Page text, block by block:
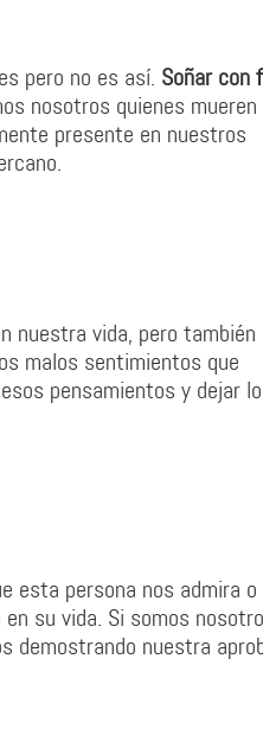
pero no es así. Soñar con
nosotros quienes mueren
presente en nuestros
nuestra vida, pero también
malos sentimientos que
pensamientos y dejar
esta persona nos admira o
su vida. Si somos
demostrando nuestra